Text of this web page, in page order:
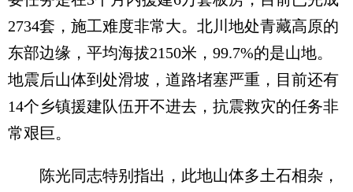
2734套，施工难度非常大。北川地处青藏高原的
东部边缘，平均海拔2150米，99.7%的是山地。
地震后山体到处滑坡，道路堵塞严重，目前还有
14个乡镇援建队伍开不进去，抗震救灾的任务非
常艰巨。
陈光同志特别指出，此地山体多土石相杂，